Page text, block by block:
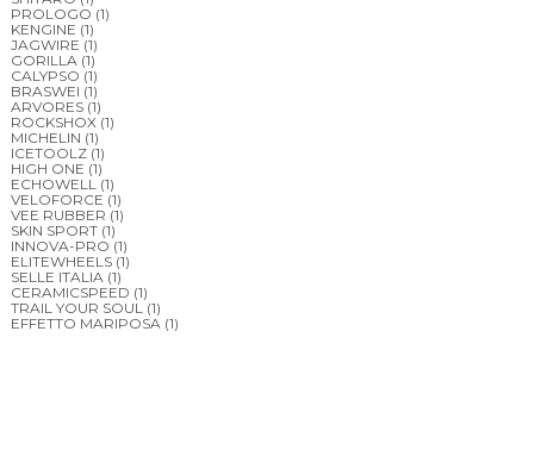
PROLOGO (1)
KENGINE (1)
JAGWIRE (1)
GORILLA (1)
CALYPSO (1)
BRASWEI (1)
ARVORES (1)
ROCKSHOX (1)
MICHELIN (1)
ICETOOLZ (1)
HIGH ONE (1)
ECHOWELL (1)
VELOFORCE (1)
VEE RUBBER (1)
SKIN SPORT (1)
INNOVA-PRO (1)
ELITEWHEELS (1)
SELLE ITALIA (1)
CERAMICSPEED (1)
TRAIL YOUR SOUL (1)
EFFETTO MARIPOSA (1)